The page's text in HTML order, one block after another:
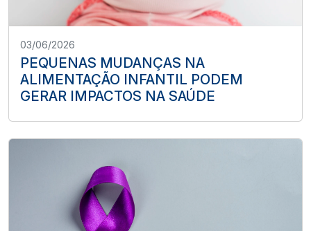
03/06/2026
PEQUENAS MUDANÇAS NA
ALIMENTAÇÃO INFANTIL PODEM
GERAR IMPACTOS NA SAÚDE